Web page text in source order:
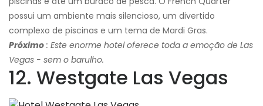
possui um ambiente mais silencioso, um divertido
complexo de piscinas e um tema de Mardi Gras.
Próximo : Este enorme hotel oferece toda a emoção de Las
Vegas - sem o barulho.
12. Westgate Las Vegas